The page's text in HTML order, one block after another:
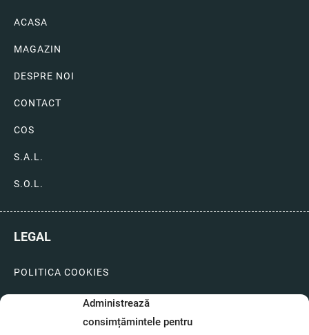
Administrează
consimțămintele pentru
ACASA
MAGAZIN
DESPRE NOI
CONTACT
COS
S.A.L.
S.O.L.
LEGAL
POLITICA COOKIES
LIVRARI SI PLATI
GARANTIE SI SERVICE